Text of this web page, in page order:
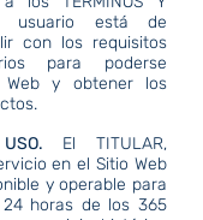
El usuario está de
con los requisitos
para poderse
y obtener los
El TITULAR,
en el Sitio Web
y operable para
horas de los 365